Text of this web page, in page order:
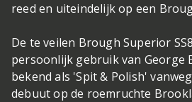
reed en uiteindelijk op een
De te veilen Brough Superior
persoonlijk gebruik van
bekend als 'Spit & Polish'
debuut op de roemruchte